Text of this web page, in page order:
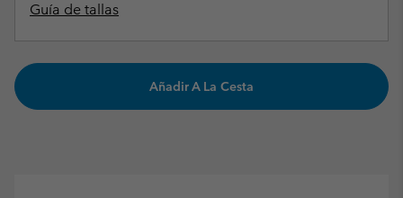
Guía de tallas
Añadir A La Cesta